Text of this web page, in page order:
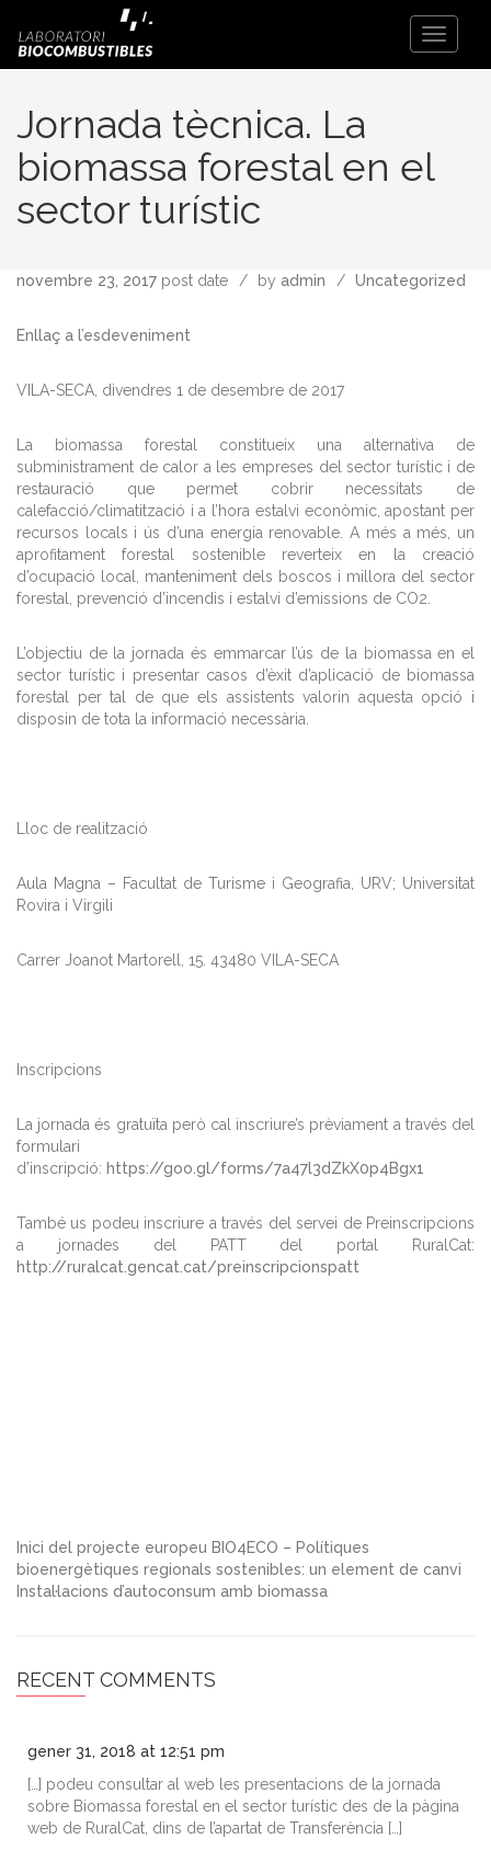
Toggle
Jornada tècnica. La
biomassa forestal en el
sector turístic
novembre 23, 2017 post date by admin Uncategorized
Enllaç a l’esdeveniment
VILA-SECA, divendres 1 de desembre de 2017
La biomassa forestal constitueix una alternativa de
subministrament de calor a les empreses del sector turístic i de
restauració que permet cobrir necessitats de
calefacció/climatització i a l’hora estalvi econòmic, apostant per
recursos locals i ús d’una energia renovable. A més a més, un
aprofitament forestal sostenible reverteix en la creació
d’ocupació local, manteniment dels boscos i millora del sector
forestal, prevenció d’incendis i estalvi d’emissions de CO2.
L’objectiu de la jornada és emmarcar l’ús de la biomassa en el
sector turístic i presentar casos d’èxit d’aplicació de biomassa
forestal per tal de que els assistents valorin aquesta opció i
disposin de tota la informació necessària.
Lloc de realització
Aula Magna – Facultat de Turisme i Geografia, URV; Universitat
Rovira i Virgili
Carrer Joanot Martorell, 15. 43480 VILA-SECA
Inscripcions
La jornada és gratuïta però cal inscriure’s prèviament a través del
formulari
d’inscripció: https://goo.gl/forms/7a47l3dZkX0p4Bgx1
També us podeu inscriure a través del servei de Preinscripcions
a jornades del PATT del portal RuralCat:
http://ruralcat.gencat.cat/preinscripcionspatt
Inici del projecte europeu BIO4ECO – Polítiques
bioenergètiques regionals sostenibles: un element de canvi
Instal·lacions d’autoconsum amb biomassa
RECENT COMMENTS
gener 31, 2018 at 12:51 pm
[…] podeu consultar al web les presentacions de la jornada
sobre Biomassa forestal en el sector turístic des de la pàgina
web de RuralCat, dins de l’apartat de Transferència […]